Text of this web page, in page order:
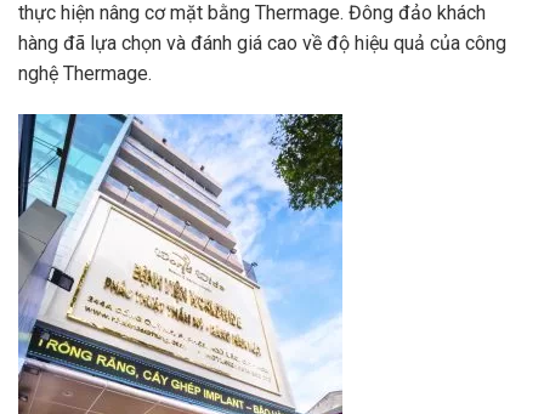
thực hiện nâng cơ mặt bằng Thermage. Đông đảo khách
hàng đã lựa chọn và đánh giá cao về độ hiệu quả của công
nghệ Thermage.